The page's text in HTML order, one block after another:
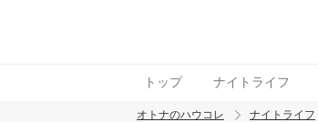
トップ ナイトライフ
オトナのハウコレ ナイトライフ